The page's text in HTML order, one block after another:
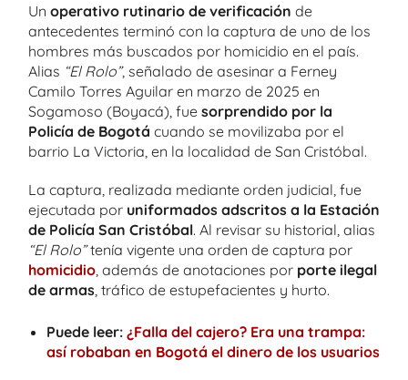
Un operativo rutinario de verificación de
antecedentes terminó con la captura de uno de los
hombres más buscados por homicidio en el país.
Alias “El Rolo”, señalado de asesinar a Ferney
Camilo Torres Aguilar en marzo de 2025 en
Sogamoso (Boyacá), fue sorprendido por la
Policía de Bogotá cuando se movilizaba por el
barrio La Victoria, en la localidad de San Cristóbal.
La captura, realizada mediante orden judicial, fue
ejecutada por uniformados adscritos a la Estación
de Policía San Cristóbal. Al revisar su historial, alias
“El Rolo”tenía vigente una orden de captura por
homicidio , además de anotaciones por porte ilegal
de armas , tráfico de estupefacientes y hurto.
Puede leer: ¿Falla del cajero? Era una trampa:
así robaban en Bogotá el dinero de los usuarios